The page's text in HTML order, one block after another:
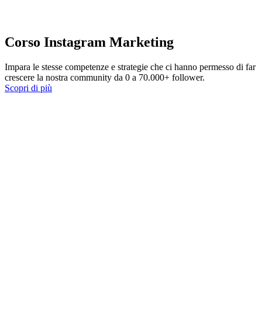
Corso Instagram Marketing
Impara le stesse competenze e strategie che ci hanno permesso di far
crescere la nostra community da 0 a 70.000+ follower.
Scopri di più